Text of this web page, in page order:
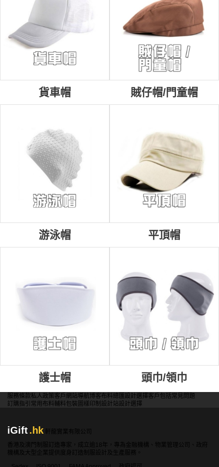
貨車帽 賊仔帽/門童帽
游泳帽 平頂帽
護士帽 頭巾/領巾
服務條款私人政策客戶 網站導航博客布料總匯設計選擇客戶包括常見問題
訂購指引 常用布料輔料包裝 圖樣印制 設計站設計選擇
iGift.hk
軒龍實業有限公司
香港及澳門制服訂造專家，成立逾18年，專為金融機構、物業管理公司、政府
機構及大型企業提供度身訂造制服設計及生產服務。